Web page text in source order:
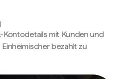
Kontodetails mit Kunden und
bezahlt zu